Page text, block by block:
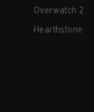
Overwatch 2
Hearthstone